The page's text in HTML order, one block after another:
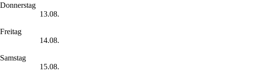
Donnerstag
13.08.
Freitag
14.08.
Samstag
15.08.